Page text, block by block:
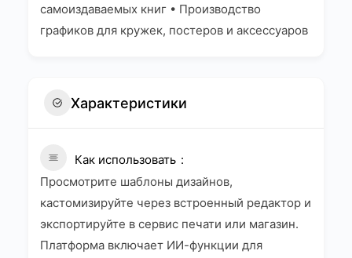
самоиздаваемых книг • Производство
графиков для кружек, постеров и аксессуаров
Характеристики
Как использовать
Просмотрите шаблоны дизайнов,
кастомизируйте через встроенный редактор и
экспортируйте в сервис печати или магазин.
Платформа включает ИИ-функции для